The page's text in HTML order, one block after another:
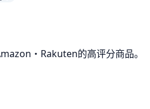
・Rakuten的高评分商品。